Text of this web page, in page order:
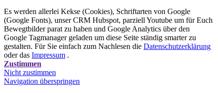
Es werden allerlei Kekse (Cookies), Schriftarten von Google
(Google Fonts), unser CRM Hubspot, parziell Youtube um für Euch
Bewegtbilder parat zu haben und Google Analytics über den
Google Tagmanager geladen um diese Seite ständig smarter zu
gestalten. Für Sie einfach zum Nachlesen die Datenschutzerklärung
oder das Impressum .
Zustimmen
Nicht zustimmen
Navigation überspringen